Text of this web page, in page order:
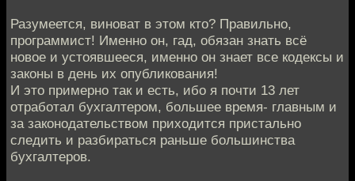
Разумеется, виноват в этом кто? Правильно,
программист! Именно он, гад, обязан знать всё
новое и устоявшееся, именно он знает все кодексы и
законы в день их опубликования!
И это примерно так и есть, ибо я почти 13 лет
отработал бухгалтером, большее время- главным и
за законодательством приходится пристально
следить и разбираться раньше большинства
бухгалтеров.